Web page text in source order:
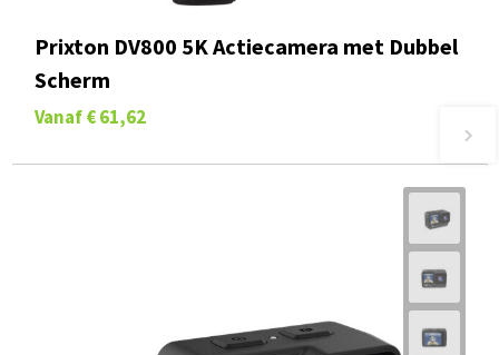
Prixton DV800 5K Actiecamera met Dubbel
Scherm
Vanaf € 61,62